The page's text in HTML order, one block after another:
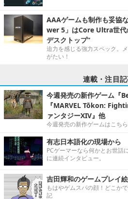
AAAゲームも制作も妥協
wer 5」はCore Ultra世代
デスクトップ”
迫力を感じる強力スペック。
がたい！
連載・注目
今週発売の新作ゲーム『
『MARVEL Tōkon:
ァンタジーXIV』他
今週発売の新作ゲームはこちら
有志日本語化の現場から
PCゲーマーなら何かとお世話
に連続インタビュー。
吉田輝和のゲームプレイ
もはやゲムスパの顔！どこか
記